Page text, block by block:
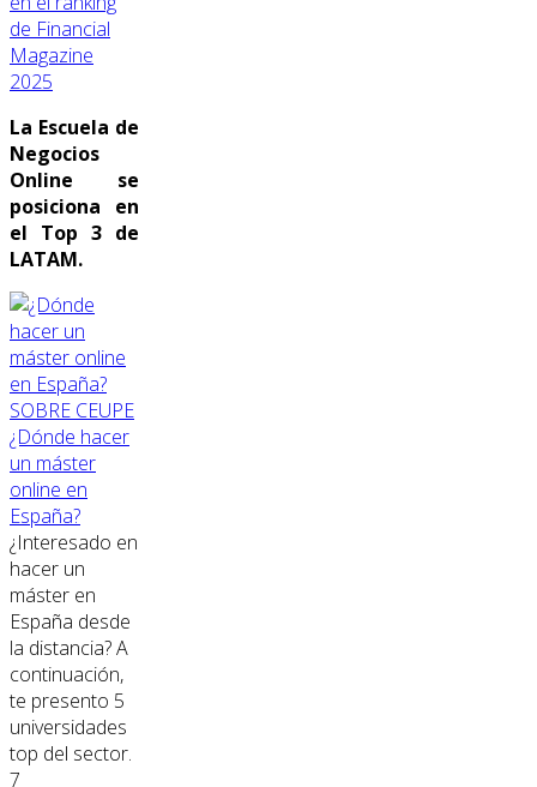
de Financial
Magazine
2025
La Escuela de
Negocios
Online se
posiciona en
el Top 3 de
LATAM.
SOBRE CEUPE
¿Dónde hacer
un máster
online en
España?
¿Interesado en
hacer un
máster en
España desde
la distancia? A
continuación,
te presento 5
universidades
top del sector.
7